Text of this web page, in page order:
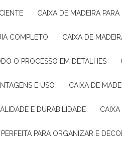
CAIXA DE MADEIRA
COMPLETO CAIXA DE
O PROCESSO EM DETALHES
E USO CAIXA DE
E DURABILIDADE
PARA ORGANIZAR E